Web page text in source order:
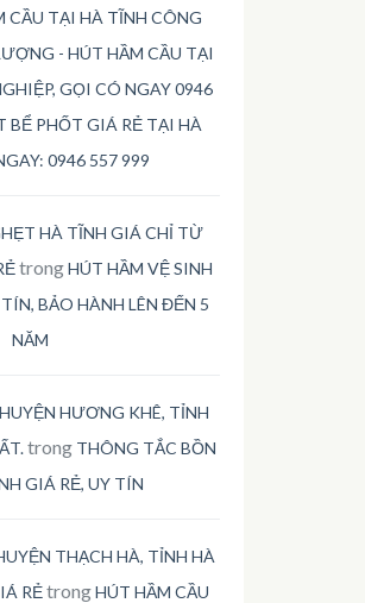
CẦU TẠI HÀ TĨNH CÔNG
- HÚT HẦM CẦU TẠI
GỌI CÓ NGAY 0946
BỂ PHỐT GIÁ RẺ TẠI HÀ
0946 557 999
HÀ TĨNH GIÁ CHỈ TỪ
trongHÚT HẦM VỆ SINH
BẢO HÀNH LÊN ĐẾN 5
NĂM
HƯƠNG KHÊ, TỈNH
trong THÔNG TẮC BỒN
GIÁ RẺ, UY TÍN
THẠCH HÀ, TỈNH HÀ
RẺtrongHÚT HẦM CẦU